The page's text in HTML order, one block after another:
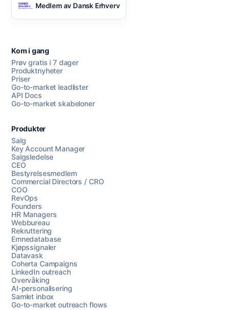
Medlem av Dansk Erhverv
Kom i gang
Prøv gratis i 7 dager
Produktnyheter
Priser
Go-to-market leadlister
API Docs
Go-to-market skabeloner
Produkter
Salg
Key Account Manager
Salgsledelse
CEO
Bestyrelsesmedlem
Commercial Directors / CRO
COO
RevOps
Founders
HR Managers
Webbureau
Rekruttering
Emnedatabase
Kjøpssignaler
Datavask
Coherta Campaigns
LinkedIn outreach
Overvåking
AI-personalisering
Samlet inbox
Go-to-market outreach flows